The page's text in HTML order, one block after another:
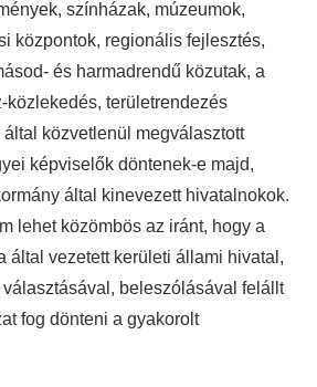
színházak, múzeumok,
központok, regionális fejlesztés,
és harmadrendű közutak, a
közlekedés, területrendezés
közvetlenül megválasztott
képviselők döntenek-e majd,
által kinevezett hivatalnokok.
lehet közömbös az iránt, hogy a
által vezetett kerületi állami hivatal,
beleszólásával felállt
fog dönteni a gyakorolt